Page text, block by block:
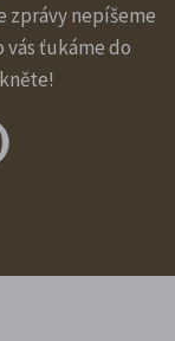
zprávy nepíšeme
vás ťukáme do